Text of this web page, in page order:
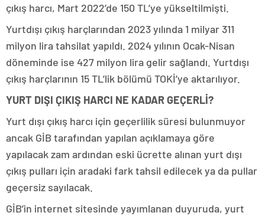
çıkış harcı, Mart 2022’de 150 TL’ye yükseltilmişti.
Yurtdışı çıkış harçlarından 2023 yılında 1 milyar 311
milyon lira tahsilat yapıldı. 2024 yılının Ocak-Nisan
döneminde ise 427 milyon lira gelir sağlandı. Yurtdışı
çıkış harçlarının 15 TL’lik bölümü TOKİ’ye aktarılıyor.
YURT DIŞI ÇIKIŞ HARCI NE KADAR GEÇERLİ?
Yurt dışı çıkış harcı için geçerlilik süresi bulunmuyor
ancak GİB tarafından yapılan açıklamaya göre
yapılacak zam ardından eski ücrette alınan yurt dışı
çıkış pulları için aradaki fark tahsil edilecek ya da pullar
geçersiz sayılacak.
GİB’in internet sitesinde yayımlanan duyuruda, yurt